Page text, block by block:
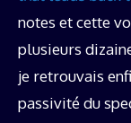
notes et cette
plusieurs
je retrouvais
passivité du